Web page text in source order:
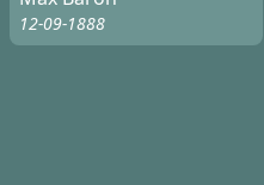
12-09-1888